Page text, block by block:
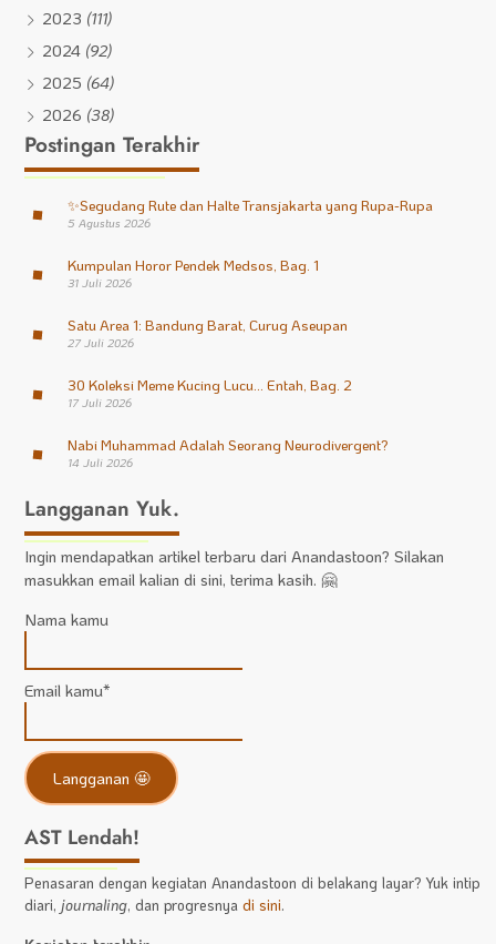
2023 (111)
2024 (92)
2025 (64)
2026 (38)
Postingan Terakhir
✨Segudang Rute dan Halte Transjakarta yang Rupa-Rupa
5 Agustus 2026
Kumpulan Horor Pendek Medsos, Bag. 1
31 Juli 2026
Satu Area 1: Bandung Barat, Curug Aseupan
27 Juli 2026
30 Koleksi Meme Kucing Lucu… Entah, Bag. 2
17 Juli 2026
Nabi Muhammad Adalah Seorang Neurodivergent?
14 Juli 2026
Langganan Yuk.
Ingin mendapatkan artikel terbaru dari Anandastoon? Silakan
masukkan email kalian di sini, terima kasih. 🤗
Nama kamu
Email kamu*
AST Lendah!
Penasaran dengan kegiatan Anandastoon di belakang layar? Yuk intip
diari, journaling, dan progresnyadi sini.